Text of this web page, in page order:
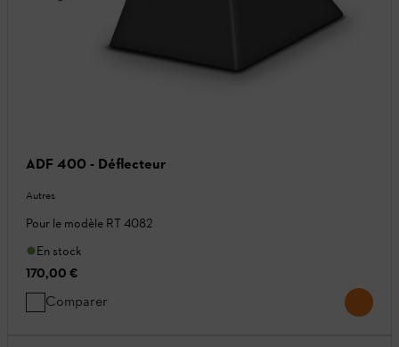
ADF 400 - Déflecteur
Autres
Pour le modèle RT 4082
En stock
170,00 €
Comparer